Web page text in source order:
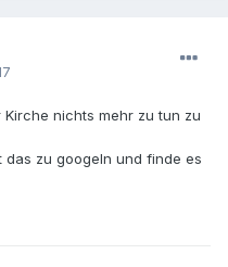
nichts mehr zu tun zu
zu googeln und finde es